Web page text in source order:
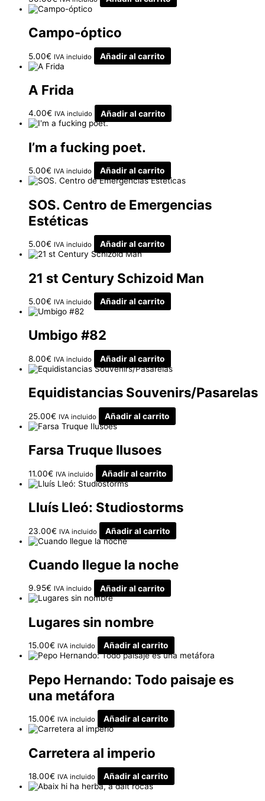
Campo-óptico
5.00€ IVA incluido Añadir al carrito
A Frida
4.00€ IVA incluido Añadir al carrito
I’m a fucking poet.
5.00€ IVA incluido Añadir al carrito
SOS. Centro de Emergencias
Estéticas
5.00€ IVA incluido Añadir al carrito
21 st Century Schizoid Man
5.00€ IVA incluido Añadir al carrito
Umbigo #82
8.00€ IVA incluido Añadir al carrito
Equidistancias Souvenirs/Pasarelas
25.00€ IVA incluido Añadir al carrito
Farsa Truque Ilusoes
11.00€ IVA incluido Añadir al carrito
Lluís Lleó: Studiostorms
23.00€ IVA incluido Añadir al carrito
Cuando llegue la noche
9.95€ IVA incluido Añadir al carrito
Lugares sin nombre
15.00€ IVA incluido Añadir al carrito
Pepo Hernando: Todo paisaje es
una metáfora
15.00€ IVA incluido Añadir al carrito
Carretera al imperio
18.00€ IVA incluido Añadir al carrito